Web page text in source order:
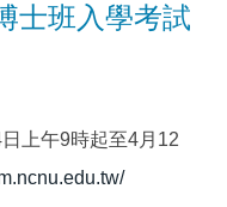
士班入學考試
上午9時起至4月12